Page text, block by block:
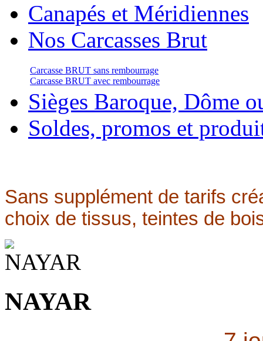
Canapés et Méridiennes
Nos Carcasses Brut
Carcasse BRUT sans rembourrage
Carcasse BRUT avec rembourrage
Sièges Baroque, Dôme
Soldes, promos et
Sans supplément de tarifs
choix de tissus, teintes de
NAYAR